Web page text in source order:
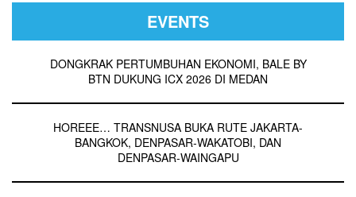
EVENTS
DONGKRAK PERTUMBUHAN EKONOMI, BALE BY
BTN DUKUNG ICX 2026 DI MEDAN
HOREEE… TRANSNUSA BUKA RUTE JAKARTA-
BANGKOK, DENPASAR-WAKATOBI, DAN
DENPASAR-WAINGAPU